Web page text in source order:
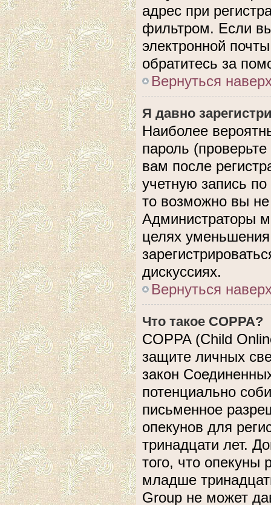
адрес при
фильтром. Если
электронной
обратитесь за
Вернуться
Я давно
Наиболее
пароль
вам после
учетную запись
то возможно вы
Администраторы
целях
дискуссиях.
Вернуться
Что такое COPPA?
COPPA (Child
защите личных
закон
потенциально
письменное
опекунов для
тринадцати лет.
того, что опекуны
младше
Group не может